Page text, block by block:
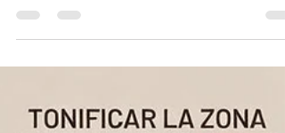
así. Al inclinarte hacia tu bebé a 45°, tus
cervicales soportan hasta 22 kg de peso,
evaluación postural, terapia manual para